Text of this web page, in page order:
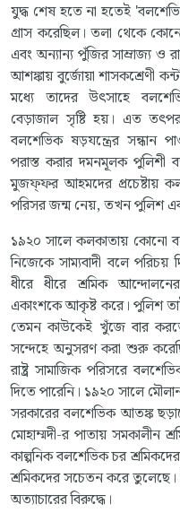
যুদ্ধ শেষ হতে না হতেই
গ্রাস করেছিল। তলা থেকে
এবং অন্যান্য পুঁজির সাম্রাজ্য ও
আশঙ্কায় বুর্জোয়া শাসকশ্রেণী
মধ্যে তাদের উৎসাহে
বেড়াজাল সৃষ্টি হয়। এত
বলশেভিক ষড়যন্ত্রের সন্ধান
পরাস্ত করার দমনমূলক পুলিশী
মুজফ্ফর আহমদের প্রচেষ্টায়
পরিসর জন্ম নেয়, তখন পুলিশ এবং
১৯২০ সালে কলকাতায় কোনো
নিজেকে সাম্যবাদী বলে
ধীরে ধীরে শ্রমিক
একাংশকে আকৃষ্ট করে। পুলিশ
তেমন কাউকেই খুঁজে বার
সন্দেহে অনুসরণ করা শুরু
রাষ্ট্র সামাজিক পরিসরে
দিতে পারেনি। ১৯২০ সালে
সরকারের বলশেভিক আতঙ্ক
মোহাম্মদী-র পাতায় সমকালীন
কাল্পনিক বলশেভিক চর
শ্রমিকদের সচেতন করে
অত্যাচারের বিরুদ্ধে।